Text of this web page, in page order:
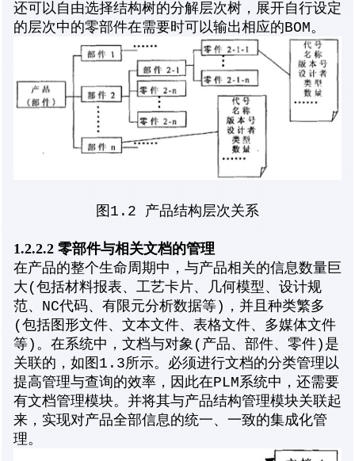
还可以自由选择结构树的分解层次树，展开自行设定
的层次中的零部件在需要时可以输出相应的BOM。
图1.2 产品结构层次关系
1.2.2.2 零部件与相关文档的管理
在产品的整个生命周期中，与产品相关的信息数量巨
大(包括材料报表、工艺卡片、几何模型、设计规
范、NC代码、有限元分析数据等)，并且种类繁多
(包括图形文件、文本文件、表格文件、多媒体文件
等)。在系统中，文档与对象(产品、部件、零件)是
关联的，如图1.3所示。必须进行文档的分类管理以
提高管理与查询的效率，因此在PLM系统中，还需要
有文档管理模块。并将其与产品结构管理模块关联起
来，实现对产品全部信息的统一、一致的集成化管
理。